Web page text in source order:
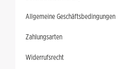
Allgemeine Geschäftsbedingungen
Zahlungsarten
Widerrufsrecht